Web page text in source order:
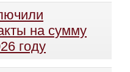
на сумму
году